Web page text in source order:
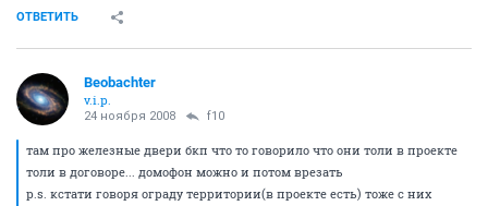
ОТВЕТИТЬ
Beobachter
v.i.p.
24 ноября 2008 f10
там про железные двери бкп что то говорило что они толи в проекте
толи в договоре... домофон можно и потом врезать
p.s. кстати говоря ограду территории(в проекте есть) тоже с них